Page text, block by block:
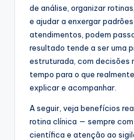
de análise, organizar
e ajudar a enxergar
atendimentos, podem
resultado tende a ser uma
estruturada, com decisões
tempo para o que
explicar e acompanhar.
A seguir, veja benefícios
rotina clínica — sempre
científica e atenção ao